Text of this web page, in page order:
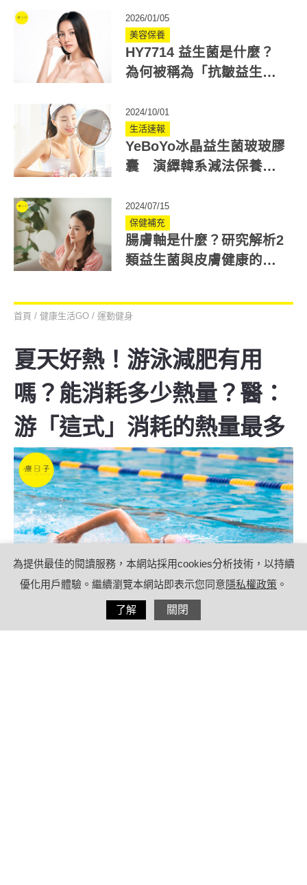
2026/01/05
美容保養
HY7714 益生菌是什麼？
為何被稱為「抗皺益生
2024/10/01
生活速報
YeBoYo冰晶益生菌玻玻膠
囊 演繹韓系減法保養新
2024/07/15
保健補充
腸膚軸是什麼？研究解析2
類益生菌與皮膚健康的關
首頁 / 健康生活GO / 運動健身
夏天好熱！游泳減肥有用
嗎？能消耗多少熱量？醫：
游「這式」消耗的熱量最多
為提供最佳的閱讀服務，本網站採用cookies分析技術，以持續
優化用戶體驗。繼續瀏覽本網站即表示您同意隱私權政策 。
了解 關閉